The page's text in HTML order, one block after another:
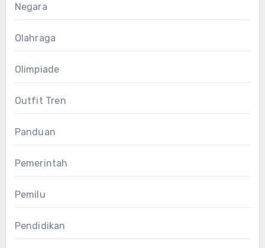
Negara
Olahraga
Olimpiade
Outfit Tren
Panduan
Pemerintah
Pemilu
Pendidikan